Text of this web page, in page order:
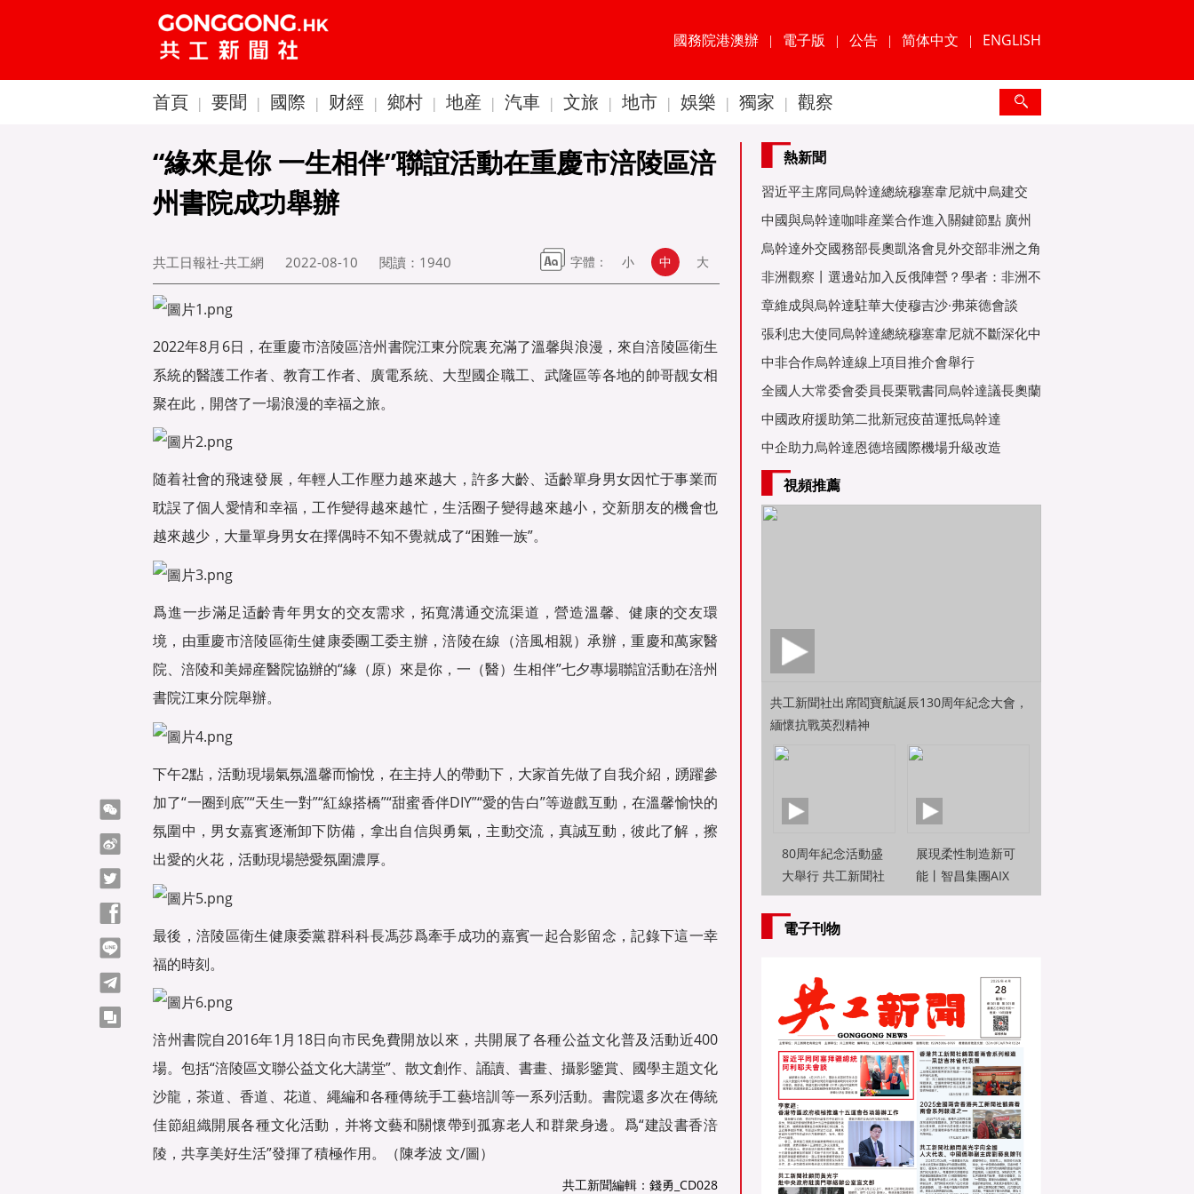
國務院港澳辦 | 電子版 | 公告 | 简体中文 | ENGLISH
首頁 | 要聞 | 國際 | 财經 | 鄉村 | 地産 | 汽車 | 文旅 | 地市 | 娛樂 | 獨家 | 觀察
“緣來是你 一生相伴”聯誼活動在重慶市涪陵區涪
州書院成功舉辦
共工日報社-共工網 2022-08-10 閱讀： 1940 字體： 小 中 大
2022年8月6日，在重慶市涪陵區涪州書院江東分院裏充滿了溫馨與浪漫，來自涪陵區衛生
系統的醫護工作者、教育工作者、廣電系統、大型國企職工、武隆區等各地的帥哥靓女相
聚在此，開啓了一場浪漫的幸福之旅。
随着社會的飛速發展，年輕人工作壓力越來越大，許多大齡、适齡單身男女因忙于事業而
耽誤了個人愛情和幸福，工作變得越來越忙，生活圈子變得越來越小，交新朋友的機會也
越來越少，大量單身男女在擇偶時不知不覺就成了“困難一族”。
爲進一步滿足适齡青年男女的交友需求，拓寬溝通交流渠道，營造溫馨、健康的交友環
境，由重慶市涪陵區衛生健康委團工委主辦，涪陵在線（涪風相親）承辦，重慶和萬家醫
院、涪陵和美婦産醫院協辦的“緣（原）來是你，一（醫）生相伴”七夕專場聯誼活動在涪州
書院江東分院舉辦。
下午2點，活動現場氣氛溫馨而愉悅，在主持人的帶動下，大家首先做了自我介紹，踴躍參
加了“一圈到底”“天生一對”“紅線搭橋”“甜蜜香伴DIY”“愛的告白”等遊戲互動，在溫馨愉快的
氛圍中，男女嘉賓逐漸卸下防備，拿出自信與勇氣，主動交流，真誠互動，彼此了解，擦
出愛的火花，活動現場戀愛氛圍濃厚。
最後，涪陵區衛生健康委黨群科科長馮莎爲牽手成功的嘉賓一起合影留念，記錄下這一幸
福的時刻。
涪州書院自2016年1月18日向市民免費開放以來，共開展了各種公益文化普及活動近400
場。包括“涪陵區文聯公益文化大講堂”、散文創作、誦讀、書畫、攝影鑒賞、國學主題文化
沙龍，茶道、香道、花道、繩編和各種傳統手工藝培訓等一系列活動。書院還多次在傳統
佳節組織開展各種文化活動，并将文藝和關懷帶到孤寡老人和群衆身邊。爲“建設書香涪
陵，共享美好生活”發揮了積極作用。（陳孝波 文/圖）
共工新聞編輯：錢勇_CD028
熱新聞
習近平主席同烏幹達總統穆塞韋尼就中烏建交
60周年互緻
中國與烏幹達咖啡産業合作進入關鍵節點 廣州
金達爲重
烏幹達外交國務部長奧凱洛會見外交部非洲之角
事務特使
非洲觀察丨選邊站加入反俄陣營？學者：非洲不
是棋子
章維成與烏幹達駐華大使穆吉沙·弗萊德會談
張利忠大使同烏幹達總統穆塞韋尼就不斷深化中
烏友好關
中非合作烏幹達線上項目推介會舉行
全國人大常委會委員長栗戰書同烏幹達議長奧蘭
亞舉行會
中國政府援助第二批新冠疫苗運抵烏幹達
中企助力烏幹達恩德培國際機場升級改造
視頻推薦
共工新聞社出席閻寶航誕辰130周年紀念大會，
緬懷抗戰英烈精神
80周年紀念活動盛
大舉行 共工新聞社
特約新聞觀察員前
方直擊
展現柔性制造新可
能丨智昌集團AIX
機器人亮相2025世
電子刊物